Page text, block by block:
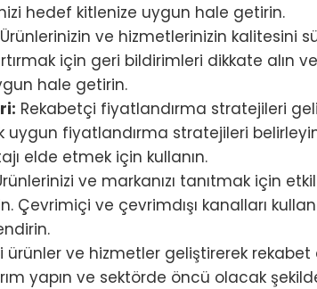
hedef kitlenize uygun hale getirin.
Ürünlerinizin ve hizmetlerinizin kalitesini
için geri bildirimleri dikkate alın
hale getirin.
Rekabetçi fiyatlandırma stratejileri
uygun fiyatlandırma stratejileri
elde etmek için kullanın.
ve markanızı tanıtmak için
Çevrimiçi ve çevrimdışı kanalları
ürünler ve hizmetler geliştirerek
yapın ve sektörde öncü olacak